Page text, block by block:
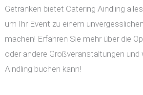
Getränken bietet Catering Aindling
um Ihr Event zu einem
machen! Erfahren Sie mehr über die
oder andere Großveranstaltungen und
Aindling buchen kann!